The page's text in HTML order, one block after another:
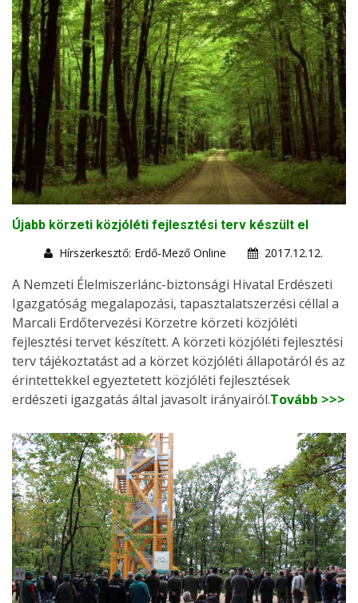
Újabb körzeti közjóléti fejlesztési terv készült el
Hírszerkesztő: Erdő-Mező Online
2017.12.12.
A Nemzeti Élelmiszerlánc-biztonsági Hivatal Erdészeti
Igazgatóság megalapozási, tapasztalatszerzési céllal a
Marcali Erdőtervezési Körzetre körzeti közjóléti
fejlesztési tervet készített. A körzeti közjóléti fejlesztési
terv tájékoztatást ad a körzet közjóléti állapotáról és az
érintettekkel egyeztetett közjóléti fejlesztések
erdészeti igazgatás által javasolt irányairól.Tovább >>>